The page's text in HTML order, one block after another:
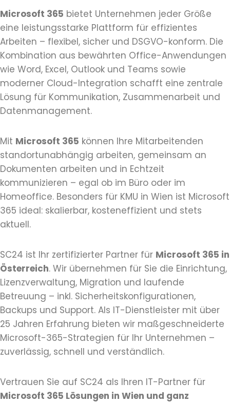
Microsoft 365 bietet Unternehmen jeder Größe
eine leistungsstarke Plattform für effizientes
Arbeiten – flexibel, sicher und DSGVO-konform. Die
Kombination aus bewährten Office-Anwendungen
wie Word, Excel, Outlook und Teams sowie
moderner Cloud-Integration schafft eine zentrale
Lösung für Kommunikation, Zusammenarbeit und
Datenmanagement.
Mit Microsoft 365 können Ihre Mitarbeitenden
standortunabhängig arbeiten, gemeinsam an
Dokumenten arbeiten und in Echtzeit
kommunizieren – egal ob im Büro oder im
Homeoffice. Besonders für KMU in Wien ist Microsoft
365 ideal: skalierbar, kosteneffizient und stets
aktuell.
SC24 ist Ihr zertifizierter Partner für Microsoft 365 in
Österreich. Wir übernehmen für Sie die Einrichtung,
Lizenzverwaltung, Migration und laufende
Betreuung – inkl. Sicherheitskonfigurationen,
Backups und Support. Als IT-Dienstleister mit über
25 Jahren Erfahrung bieten wir maßgeschneiderte
Microsoft-365-Strategien für Ihr Unternehmen –
zuverlässig, schnell und verständlich.
Vertrauen Sie auf SC24 als Ihren IT-Partner für
Microsoft 365 Lösungen in Wien und ganz